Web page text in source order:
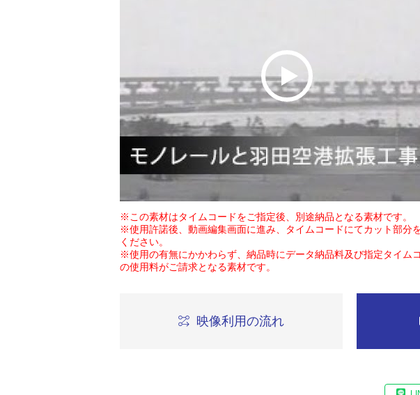
※この素材はタイムコードをご指定後、別途納品となる素材です。
※使用許諾後、動画編集画面に進み、タイムコードにてカット部分
ください。
※使用の有無にかかわらず、納品時にデータ納品料及び指定タイム
の使用料がご請求となる素材です。
映像利用の流れ